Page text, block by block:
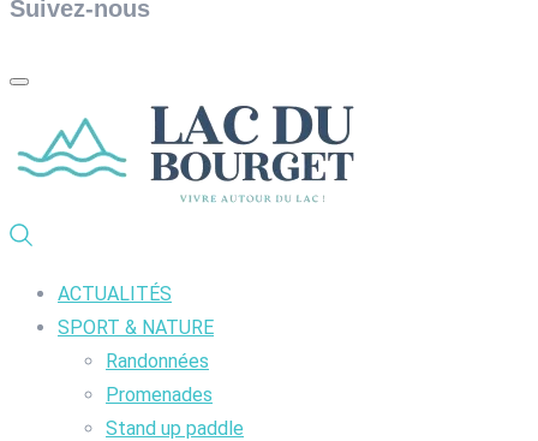
Suivez-nous
ACTUALITÉS
SPORT & NATURE
Randonnées
Promenades
Stand up paddle